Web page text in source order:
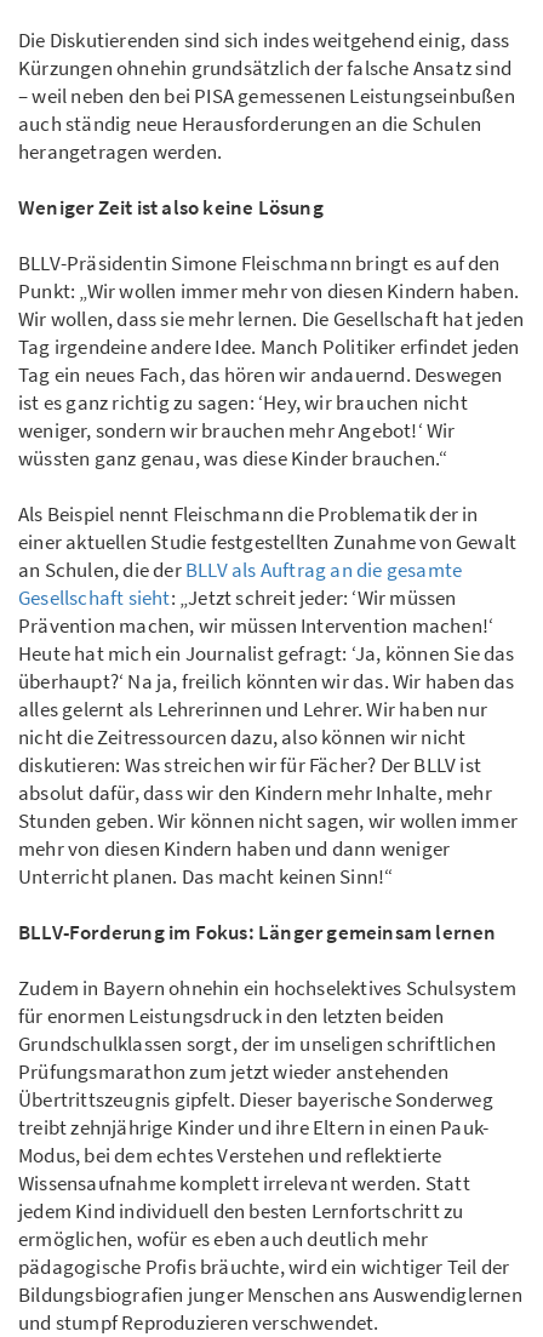
Die Diskutierenden sind sich indes weitgehend einig, dass
Kürzungen ohnehin grundsätzlich der falsche Ansatz sind
– weil neben den bei PISA gemessenen Leistungseinbußen
auch ständig neue Herausforderungen an die Schulen
herangetragen werden.
Weniger Zeit ist also keine Lösung
BLLV-Präsidentin Simone Fleischmann bringt es auf den
Punkt: „Wir wollen immer mehr von diesen Kindern haben.
Wir wollen, dass sie mehr lernen. Die Gesellschaft hat jeden
Tag irgendeine andere Idee. Manch Politiker erfindet jeden
Tag ein neues Fach, das hören wir andauernd. Deswegen
ist es ganz richtig zu sagen: ‘Hey, wir brauchen nicht
weniger, sondern wir brauchen mehr Angebot!‘ Wir
wüssten ganz genau, was diese Kinder brauchen.“
Als Beispiel nennt Fleischmann die Problematik der in
einer aktuellen Studie festgestellten Zunahme von Gewalt
an Schulen, die derBLLV als Auftrag an die gesamte
Gesellschaft sieht: „Jetzt schreit jeder: ‘Wir müssen
Prävention machen, wir müssen Intervention machen!‘
Heute hat mich ein Journalist gefragt: ‘Ja, können Sie das
überhaupt?‘ Na ja, freilich könnten wir das. Wir haben das
alles gelernt als Lehrerinnen und Lehrer. Wir haben nur
nicht die Zeitressourcen dazu, also können wir nicht
diskutieren: Was streichen wir für Fächer? Der BLLV ist
absolut dafür, dass wir den Kindern mehr Inhalte, mehr
Stunden geben. Wir können nicht sagen, wir wollen immer
mehr von diesen Kindern haben und dann weniger
Unterricht planen. Das macht keinen Sinn!“
BLLV-Forderung im Fokus: Länger gemeinsam lernen
Zudem in Bayern ohnehin ein hochselektives Schulsystem
für enormen Leistungsdruck in den letzten beiden
Grundschulklassen sorgt, der im unseligen schriftlichen
Prüfungsmarathon zum jetzt wieder anstehenden
Übertrittszeugnis gipfelt. Dieser bayerische Sonderweg
treibt zehnjährige Kinder und ihre Eltern in einen Pauk-
Modus, bei dem echtes Verstehen und reflektierte
Wissensaufnahme komplett irrelevant werden. Statt
jedem Kind individuell den besten Lernfortschritt zu
ermöglichen, wofür es eben auch deutlich mehr
pädagogische Profis bräuchte, wird ein wichtiger Teil der
Bildungsbiografien junger Menschen ans Auswendiglernen
und stumpf Reproduzieren verschwendet.